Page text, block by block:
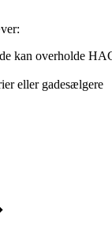
kan overholde
eller gadesælgere